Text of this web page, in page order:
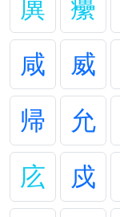
廙
癳
咸
威
帰
允
庅
戍